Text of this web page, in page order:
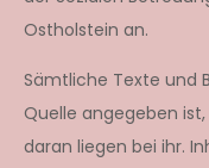
Ostholstein an.
Sämtliche Texte und
Quelle angegeben
daran liegen bei ihr.